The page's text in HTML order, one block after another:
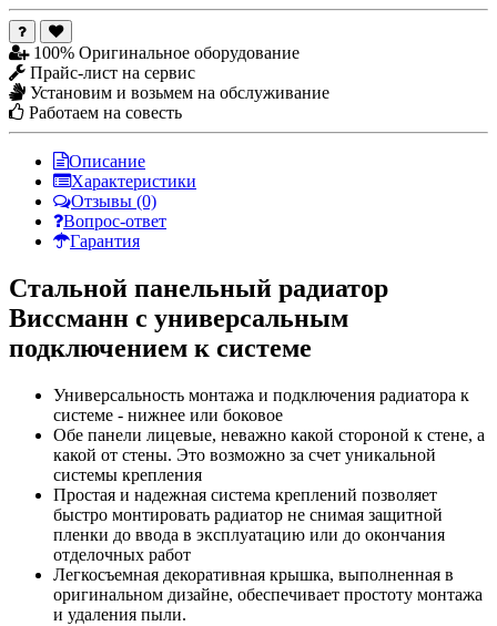
100% Оригинальное оборудование
Прайс-лист на сервис
Установим и возьмем на обслуживание
Работаем на совесть
Описание
Характеристики
Отзывы (0)
Вопрос-ответ
Гарантия
Стальной панельный радиатор
Виссманн с универсальным
подключением к системе
Универсальность монтажа и подключения радиатора к
системе - нижнее или боковое
Обе панели лицевые, неважно какой стороной к стене, а
какой от стены. Это возможно за счет уникальной
системы крепления
Простая и надежная система креплений позволяет
быстро монтировать радиатор не снимая защитной
пленки до ввода в эксплуатацию или до окончания
отделочных работ
Легкосъемная декоративная крышка, выполненная в
оригинальном дизайне, обеспечивает простоту монтажа
и удаления пыли.